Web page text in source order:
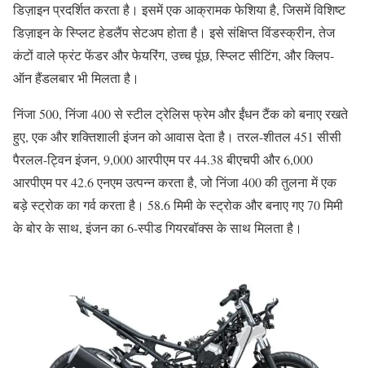
डिज़ाइन प्रदर्शित करता है। इसमें एक आक्रामक फेशिया है, जिसमें विशिष्ट
डिज़ाइन के स्प्लिट हेडलैंप सेटअप होता है। इसे संक्षिप्त विंडस्क्रीन, तेज
कंटों वाले फ्रंट फेंडर और फेयरिंग, उच्च पूंछ, स्प्लिट सीटिंग, और क्लिप-
ऑन हैंडलबार भी मिलता है।
निंजा 500, निंजा 400 से स्टील ट्रेलिस फ्रेम और ईंधन टैंक को बनाए रखते
हुए, एक और शक्तिशाली इंजन को आवास देता है। तरल-शीतल 451 सीसी
पैरलल-ट्विन इंजन, 9,000 आरपीएम पर 44.38 बीएचपी और 6,000
आरपीएम पर 42.6 एनएम उत्पन्न करता है, जो निंजा 400 की तुलना में एक
बड़े स्ट्रोक का गर्व करता है। 58.6 मिमी के स्ट्रोक और बनाए गए 70 मिमी
के बोर के साथ, इंजन का 6-स्पीड गियरबॉक्स के साथ मिलता है।